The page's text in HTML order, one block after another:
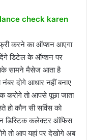
check karen
फ्री करने का ऑप्शन आएगा
देंगे डिटेल के ऑप्शन पर
सामने मैसेज आता है
नंबर दोगे आधार नहीं बनाए
तो आपसे पूछा जाता
हो कौन सी सर्विस को
डिस्टिक कलेक्टर ऑफिस
तो आप यहां पर देखोगे अब